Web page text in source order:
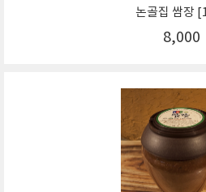
논골집 쌈장
8,000